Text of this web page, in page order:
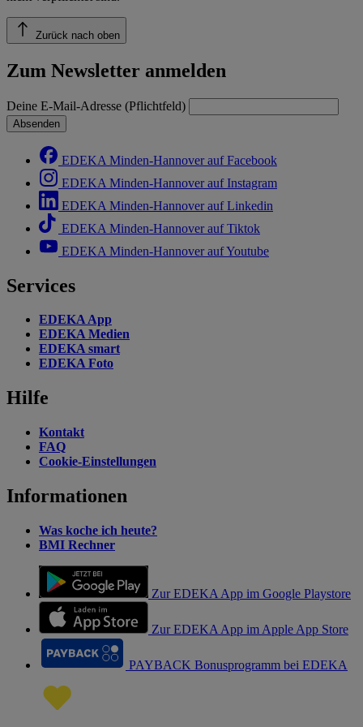
Zurück nach oben
Zum Newsletter anmelden
Deine E-Mail-Adresse (Pflichtfeld)
Absenden
EDEKA Minden-Hannover auf Facebook
EDEKA Minden-Hannover auf Instagram
EDEKA Minden-Hannover auf Linkedin
EDEKA Minden-Hannover auf Tiktok
EDEKA Minden-Hannover auf Youtube
Services
EDEKA App
EDEKA Medien
EDEKA smart
EDEKA Foto
Hilfe
Kontakt
FAQ
Cookie-Einstellungen
Informationen
Was koche ich heute?
BMI Rechner
Zur EDEKA App im Google Playstore
Zur EDEKA App im Apple App Store
PAYBACK Bonusprogramm bei EDEKA